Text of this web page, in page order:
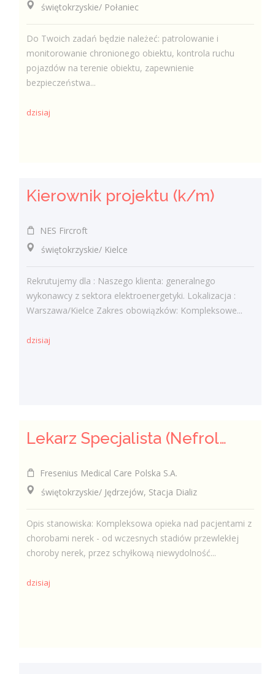
świętokrzyskie/ Połaniec
Do Twoich zadań będzie należeć: patrolowanie i
monitorowanie chronionego obiektu, kontrola ruchu
pojazdów na terenie obiektu, zapewnienie
bezpieczeństwa...
dzisiaj
Kierownik projektu (k/m)
NES Fircroft
świętokrzyskie/ Kielce
Rekrutujemy dla : Naszego klienta: generalnego
wykonawcy z sektora elektroenergetyki. Lokalizacja :
Warszawa/Kielce Zakres obowiązków: Kompleksowe...
dzisiaj
Lekarz Specjalista (Nefrolog / Internista) (K/M/N)
Fresenius Medical Care Polska S.A.
świętokrzyskie/ Jędrzejów, Stacja Dializ
Opis stanowiska: Kompleksowa opieka nad pacjentami z
chorobami nerek - od wczesnych stadiów przewlekłej
choroby nerek, przez schyłkową niewydolność...
dzisiaj